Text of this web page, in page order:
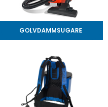
GOLVDAMMSUGARE